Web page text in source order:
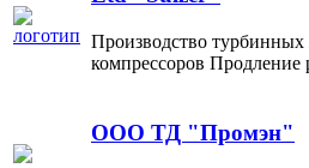
Производство
компрессоров Продление
ООО ТД "Промэн"